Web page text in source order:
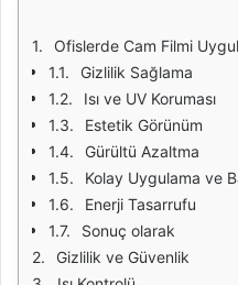
Ofislerde Cam Filmi
Gizlilik Sağlama
Isı ve UV Koruması
Estetik Görünüm
Gürültü Azaltma
Kolay Uygulama ve
Enerji Tasarrufu
Sonuç olarak
Gizlilik ve Güvenlik